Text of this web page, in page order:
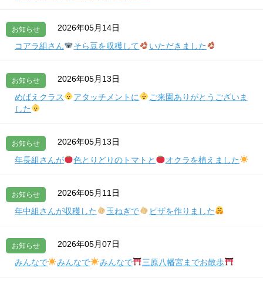
お知らせ
2026年05月14日
コアラ組さん
そら豆を収穫して いただきました
お知らせ
2026年05月13日
めばえクラス
アタッチメントに
ご来園ありがとうございま
した
お知らせ
2026年05月13日
年長組さんが
色とりどりのトマトと オクラを植えました
お知らせ
2026年05月11日
年中組さんが収穫した
玉ねぎで ピザを作りました
お知らせ
2026年05月07日
みんなで
みんなで みんなで 三原八幡宮までお散歩